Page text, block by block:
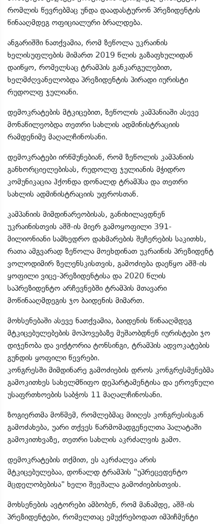
რომლის წევრებმაც უნდა დაადასტურონ პრეზიდენტის
წინააღმდეგ ოფიციალური ბრალდება.
ანგარიშში ნათქვამია, რომ ზეწოლა უკრაინის
ხელისუფლების მიმართ 2019 წლის გაზაფხულიდან
დაიწყო, რომელსაც ტრამპის განკარგულებით,
ხელმძღვანელობდა პრეზიდენტის პირადი იურისტი
რუდოლფ ჯულიანი.
დემოკრატების მტკიცებით, ზეწოლის კამპანიაში ასევე
მონაწილეობდა თეთრი სახლის ადმინისტრაციის
რამდენიმე მაღალჩინოსანი.
დემოკრატები ირწმუნებიან, რომ ზეწოლის კამპანიის
განხორციელებისას, რუდოლფ ჯულიანის მჭიდრო
კომუნიკაცია ჰქონდა დონალდ ტრამპსა და თეთრი
სახლის ადმინისტრაციის უფროსთან.
კამპანიის მიმდინარეობისას, განიხილავდნენ
უკრაინისთვის აშშ-ის მიერ გამოყოფილი 391-
მილიონიანი სამხედრო დახმარების შეჩერების საკითხს,
რათა ამგვარად ზეწოლა მოეხდინათ უკრაინის პრეზიდენტ
ვოლოდიმირ ზელენსკისთვის, გამოძიება დაეწყო აშშ-ის
ყოფილი ვიცე-პრეზიდენტისა და 2020 წლის
საპრეზიდენტო არჩევნებში ტრამპის მთავარი
მოწინააღმდეგის ჯო ბაიდენის მიმართ.
მოხსენებაში ასევე ნათქვამია, ბაიდენის წინააღმდეგ
მტკიცებულებების მოპოვებაზე მუშაობდნენ იურისტები ჯო
დიჯენობა და ვიქტორია ტონსინგი, ტრამპის ადვოკატების
გუნდის ყოფილი წევრები.
კონგრესში მიმდინარე გამოძიების დროს კონგრესმენებმა
გამოკითხეს სახელმწიფო დეპარტამენტისა და ეროვნული
უსაფრთხოების საბჭოს 11 მაღალჩინოსანი.
ზოგიერთმა მოწმემ, რომლებმაც მიიღეს კონგრესისგან
გამოძახება, უარი თქვეს წარმომადგენელთა პალატაში
გამოკითხვაზე, თეთრი სახლის აკრძალვის გამო.
დემოკრატების თქმით, ეს აკრძალვა არის
მტკიცებულებაა, დონალდ ტრამპის "უპრეცედენტო
მცდელობებისა" ხელი შეეშალა გამოძიებისთვის.
მოხსენების ავტორები ამბობენ, რომ მანამდე, აშშ-ის
პრეზიდენტები, რომელთაც ემუქრებოდათ იმპიჩმენტი